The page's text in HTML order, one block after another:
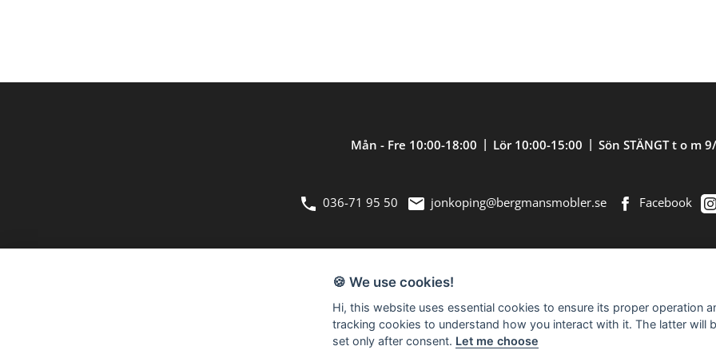
Mån - Fre 10:00-18:00 Lör 10:00-15:00 Sön STÄNGT t o m
036-71 95 50 jonkoping@bergmansmobler.se Facebook
Bergmans Möbler är en fullsortimentsbutik inom möbler och heminredning. Välkommen in till vår nästan 2.500
🍪 We use cookies!
Hi, this website uses essential cookies to ensure its proper operation
tracking cookies to understand how you interact with it. The latter will
set only after consent. Let me choose